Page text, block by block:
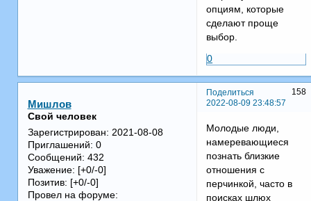
опциям, которые
сделают проще
выбор.
0
Поделиться
158
2022-08-09 23:48:57
Мишлов
Свой человек
Зарегистрирован: 2021-08-08
Приглашений: 0
Сообщений: 432
Уважение: [+0/-0]
Позитив: [+0/-0]
Провел на форуме:
Молодые люди,
намеревающиеся
познать близкие
отношения с
перчинкой, часто в
поисках шлюх